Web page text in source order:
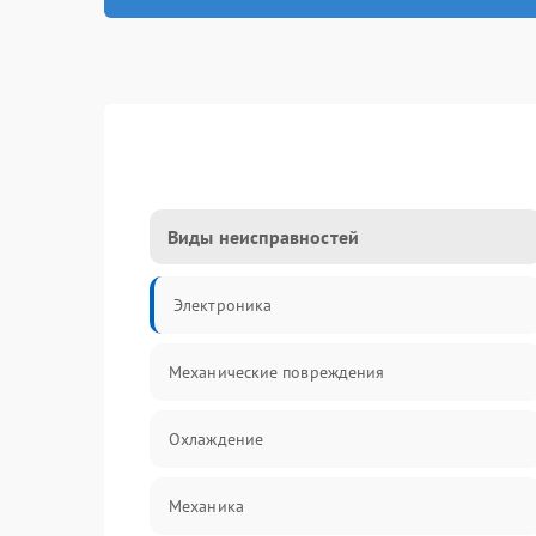
Виды неисправностей
Электроника
Механические повреждения
Охлаждение
Механика